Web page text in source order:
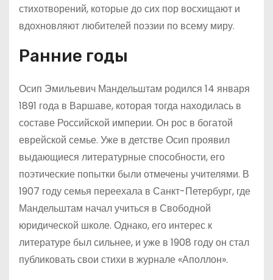
стихотворений, которые до сих пор восхищают и
вдохновляют любителей поэзии по всему миру.
Ранние годы
Осип Эмильевич Мандельштам родился 14 января
1891 года в Варшаве, которая тогда находилась в
составе Российской империи. Он рос в богатой
еврейской семье. Уже в детстве Осип проявил
выдающиеся литературные способности, его
поэтические попытки были отмечены учителями. В
1907 году семья переехала в Санкт-Петербург, где
Мандельштам начал учиться в Свободной
юридической школе. Однако, его интерес к
литературе был сильнее, и уже в 1908 году он стал
публиковать свои стихи в журнале «Аполлон».